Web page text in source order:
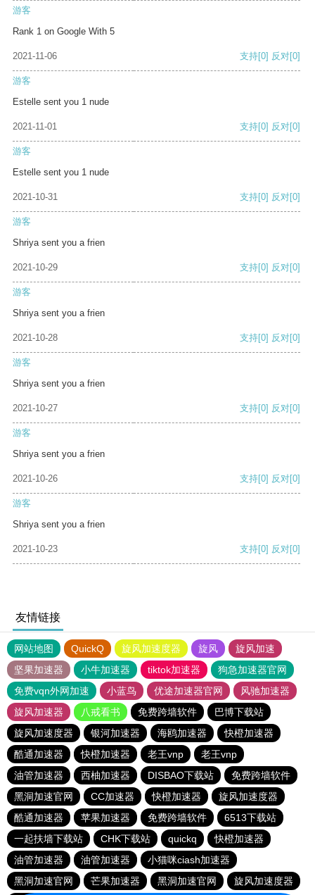
游客
Rank 1 on Google With 5
2021-11-06 支持[0] 反对[0]
游客
Estelle sent you 1 nude
2021-11-01 支持[0] 反对[0]
游客
Estelle sent you 1 nude
2021-10-31 支持[0] 反对[0]
游客
Shriya sent you a frien
2021-10-29 支持[0] 反对[0]
游客
Shriya sent you a frien
2021-10-28 支持[0] 反对[0]
游客
Shriya sent you a frien
2021-10-27 支持[0] 反对[0]
游客
Shriya sent you a frien
2021-10-26 支持[0] 反对[0]
游客
Shriya sent you a frien
2021-10-23 支持[0] 反对[0]
友情链接
网站地图 QuickQ 旋风加速度器 旋风
旋风加速
坚果加速器
小牛加速器 tiktok加速器
狗急加速器官网
免费vqn外网加速
小蓝鸟 优途加速器官网
风驰加速器
旋风加速器
八戒看书 免费跨墙软件
巴博下载站
旋风加速度器
银河加速器 海鸥加速器
快橙加速器
酷通加速器
快橙加速器 老王vnp
老王vnp
油管加速器
西柚加速器 DISBAO下载站
免费跨墙软件
黑洞加速官网
CC加速器 快橙加速器
旋风加速度器
酷通加速器
苹果加速器 免费跨墙软件
6513下载站
一起扶墙下载站
CHK下载站 quickq
快橙加速器
油管加速器
油管加速器
小猫咪ciash加速器
黑洞加速官网
芒果加速器 黑洞加速官网 旋风加速度器